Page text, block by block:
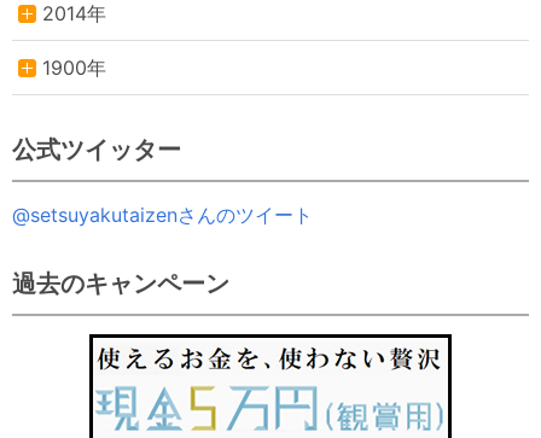
2014年
1900年
公式ツイッター
@setsuyakutaizenさんのツイート
過去のキャンペーン